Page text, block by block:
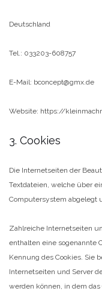
Deutschland
Tel.: 033203-608757
E-Mail: bconcept@gmx.de
Website: https://
3. Cookies
Die Internetseiten der
Textdateien, welche über
Computersystem abgelegt
Zahlreiche Internetseiten
enthalten eine sogenannte
Kennung des Cookies. Sie
Internetseiten und Server
werden können, in dem